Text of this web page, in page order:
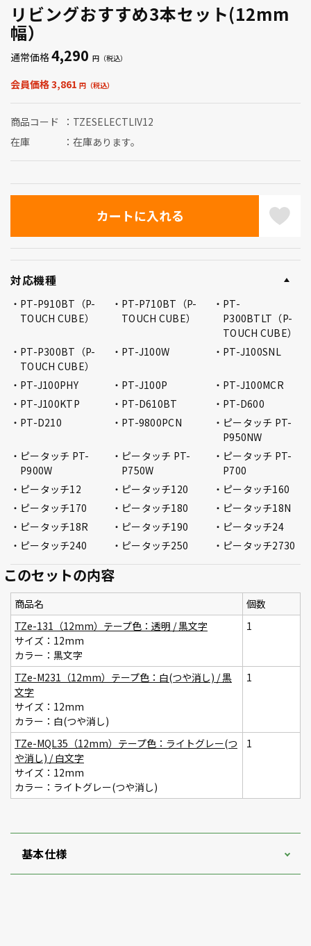
リビングおすすめ3本セット(12mm
幅）
通常価格4,290
会員価格 3,861
商品コード
TZESELECTLIV12
在庫
在庫あります。
このセットの内容
商品名
個数
TZe-131（12mm）テープ色：透明 / 黒文字
サイズ：12mm
カラー：黒文字
1
TZe-M231（12mm）テープ色：白(つや消し) / 黒
文字
サイズ：12mm
カラー：白(つや消し)
1
TZe-MQL35（12mm）テープ色：ライトグレー(つ
や消し) / 白文字
サイズ：12mm
カラー：ライトグレー(つや消し)
1
対応機種
PT-P910BT（P-
TOUCH CUBE）
PT-P710BT（P-
TOUCH CUBE）
PT-
P300BTLT（P-
TOUCH CUBE）
PT-P300BT（P-
TOUCH CUBE）
PT-J100W PT-J100SNL
PT-J100PHY PT-J100P
PT-J100MCR
PT-J100KTP
PT-D610BT
PT-D600
PT-D210
PT-9800PCN
ピータッチ PT-
P950NW
ピータッチ PT-
P900W
ピータッチ PT-
P750W
ピータッチ PT-
P700
ピータッチ12
ピータッチ120
ピータッチ160
ピータッチ170
ピータッチ180
ピータッチ18N
ピータッチ18R
ピータッチ190
ピータッチ24
ピータッチ240
ピータッチ250 ピータッチ2730
基本仕様